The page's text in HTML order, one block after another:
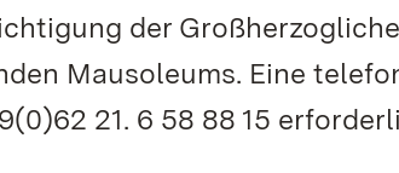
der
Mausoleums. Eine
21. 6 58 88 15